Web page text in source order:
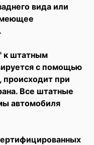
вида или
к штатным
с помощью
происходит при
Все штатные
автомобиля